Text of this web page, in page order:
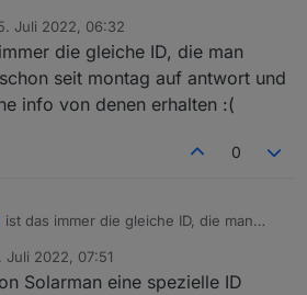
ich Dir app_id & app_secret . Sollte
Juli 2022, 06:32
von
die gleiche ID, die man
seit montag auf antwort und
info von denen erhalten :(
0
ist das immer die gleiche ID, die man
noch keine info von denen erhalten :
Juli 2022, 07:51
von
Solarman eine spezielle ID